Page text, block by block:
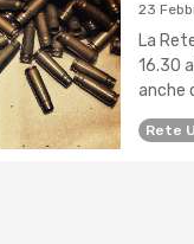
23
La
16.30
anche
Rete